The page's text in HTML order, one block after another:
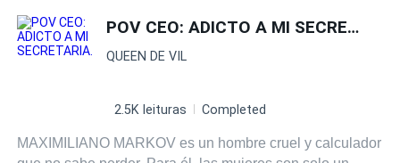
POV CEO: ADICTO A MI SECRETARIA.
QUEEN DE VIL
2.5K leituras Completed
MAXIMILIANO MARKOV es un hombre cruel y calculador